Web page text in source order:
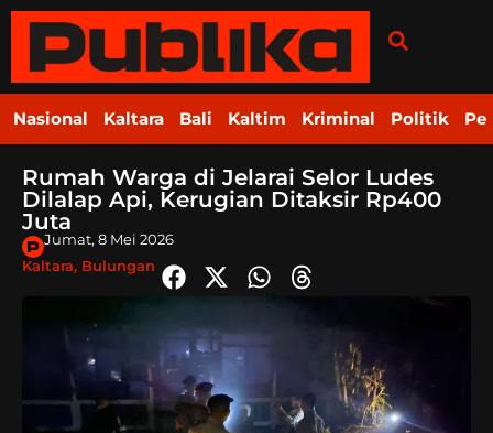
Nasional Kaltara Bali Kaltim Kriminal Politik
Rumah Warga di Jelarai Selor Ludes
Dilalap Api, Kerugian Ditaksir Rp400
Juta
Jumat, 8 Mei 2026
Kaltara, Bulungan